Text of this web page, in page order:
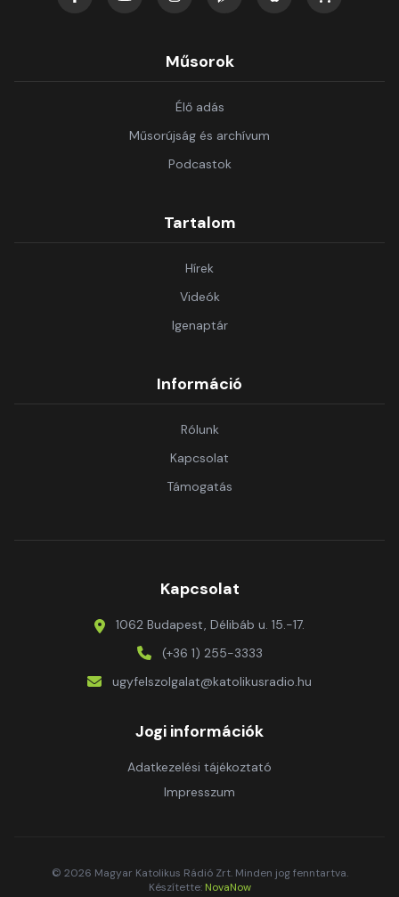
Műsorok
Élő adás
Műsorújság és archívum
Podcastok
Tartalom
Hírek
Videók
Igenaptár
Információ
Rólunk
Kapcsolat
Támogatás
Kapcsolat
1062 Budapest, Délibáb u. 15.-17.
(+36 1) 255-3333
ugyfelszolgalat@katolikusradio.hu
Jogi információk
Adatkezelési tájékoztató
Impresszum
© 2026 Magyar Katolikus Rádió Zrt. Minden jog fenntartva.
Készítette: NovaNow